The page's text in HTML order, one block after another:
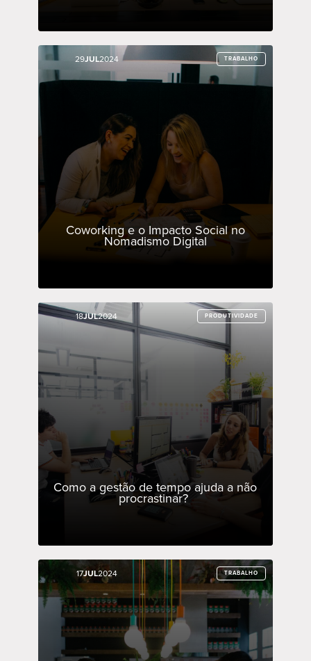
29JUL2024 TRABALHO
Coworking e o Impacto Social no
Nomadismo Digital
29JUL2024 TRABALHO
18JUL2024 PRODUTIVIDADE
Como a gestão de tempo ajuda a não
procrastinar?
18JUL2024 PRODUTIVIDADE
17JUL2024 TRABALHO
17JUL2024 TRABALHO